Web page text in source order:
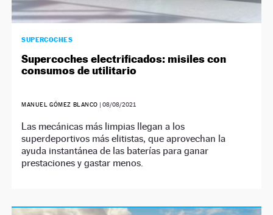
SUPERCOCHES
Supercoches electrificados: misiles con
consumos de utilitario
MANUEL GÓMEZ BLANCO |08/08/2021
Las mecánicas más limpias llegan a los
superdeportivos más elitistas, que aprovechan la
ayuda instantánea de las baterías para ganar
prestaciones y gastar menos.